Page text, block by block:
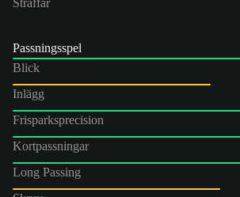
Passningsspel
Blick
Inlägg
Frisparksprecision
Kortpassningar
Long Passing